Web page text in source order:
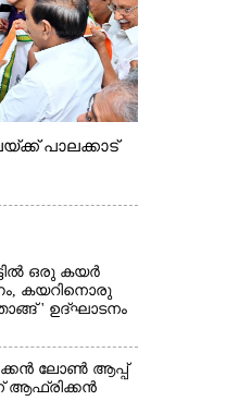
പാലക്കാട്
ഒരു കയർ
കയറിനൊരു
' ഉദ്ഘാടനം
ലോൺ ആപ്പ്
ആഫ്രിക്കൻ